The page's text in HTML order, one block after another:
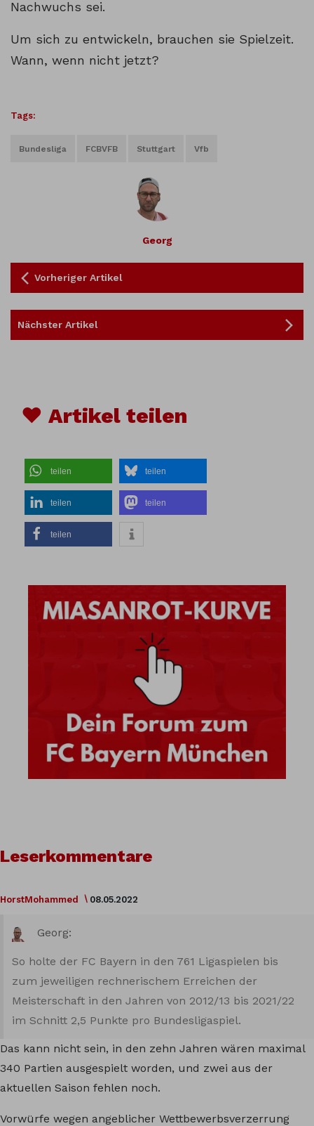
Nachwuchs sei.
Um sich zu entwickeln, brauchen sie Spielzeit.
Wann, wenn nicht jetzt?
Tags:
Bundesliga FCBVFB Stuttgart Vfb
Georg
Vorheriger Artikel
Nächster Artikel
♥ Artikel teilen
teilen teilen
teilen teilen
teilen
Leserkommentare
HorstMohammed 08.05.2022
Georg:
So holte der FC Bayern in den 761 Ligaspielen bis
zum jeweiligen rechnerischem Erreichen der
Meisterschaft in den Jahren von 2012/13 bis 2021/22
im Schnitt 2,5 Punkte pro Bundesligaspiel.
Das kann nicht sein, in den zehn Jahren wären maximal
340 Partien ausgespielt worden, und zwei aus der
aktuellen Saison fehlen noch.
Vorwürfe wegen angeblicher Wettbewerbsverzerrung